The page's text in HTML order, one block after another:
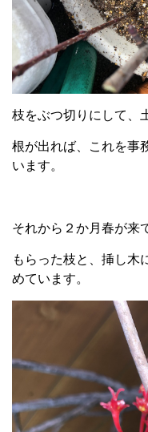
枝をぶつ切りにして、
根が出れば、これを事
います。
それから２か月春が来
もらった枝と、挿し木
めています。